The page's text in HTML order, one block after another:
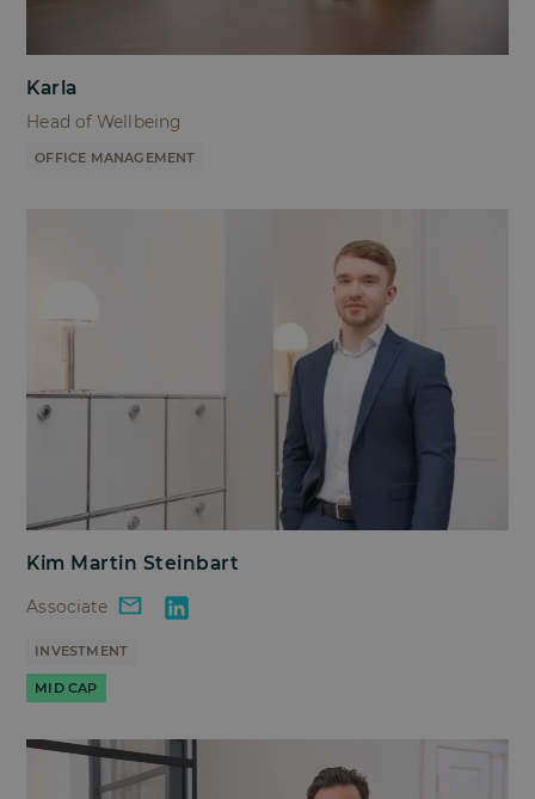
Karla
Head of Wellbeing
OFFICE MANAGEMENT
Kim Martin Steinbart
Associate
INVESTMENT
MID CAP